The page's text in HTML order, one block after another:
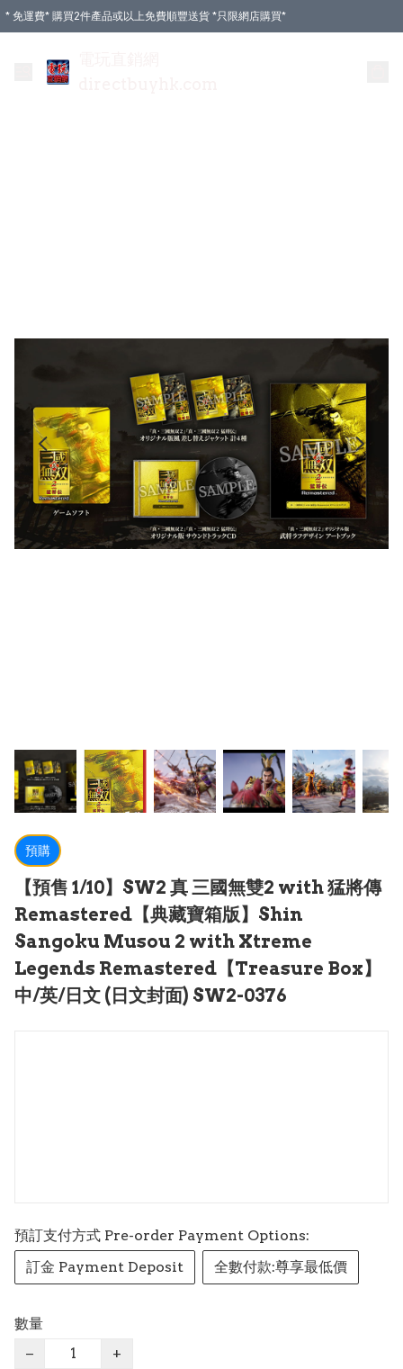
* 免運費* 購買2件產品或以上免費順豐送貨 *只限網店購買*
預購
【預售 1/10】SW2 真 三國無雙2 with 猛將傳
Remastered【典藏寶箱版】Shin
Sangoku Musou 2 with Xtreme
Legends Remastered【Treasure Box】
中/英/日文 (日文封面) SW2-0376
預訂支付方式 Pre-order Payment Options:
訂金 Payment Deposit
全數付款:尊享最低價
數量
−
+